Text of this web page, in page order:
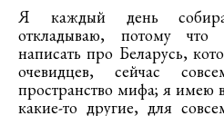
Я каждый день
откладываю, потому что
написать про Беларусь,
очевидцев, сейчас
пространство мифа; я имею
какие-то другие, для